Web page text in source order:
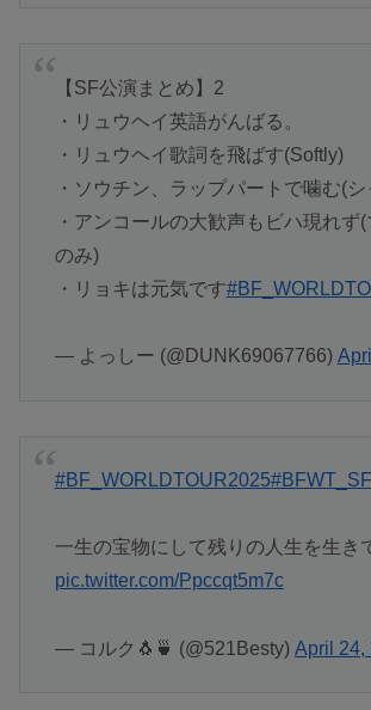
【SF公演まとめ】2
・リュウヘイ英語がんばる。
・リュウヘイ歌詞を飛ばす(Softly)
・ソウチン、ラップパートで噛む(
・アンコールの大歓声もビハ現れず
のみ)
・リョキは元気です
— よっしー (@DUNK69067766)
#BF_WORLDTOUR2025#BFWT_SF
一生の宝物にして残りの人生を生き
pic.twitter.com/Ppccqt5m7c
— コルク🐧🍵 (@521Besty) April 24,